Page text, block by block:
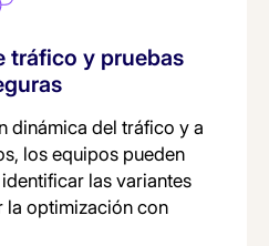
tráfico y pruebas
dinámica del tráfico y a
los equipos pueden
las variantes
la optimización con